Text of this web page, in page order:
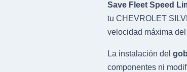
Save Fleet Speed
tu CHEVROLET
velocidad máxima
La instalación del
componentes ni